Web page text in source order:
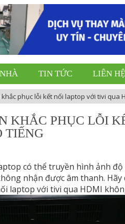
TIN TỨC LIÊN HỆ
phục lỗi kết nối laptop với tivi qua
KHẮC PHỤC LỖI
TIẾNG
có thể truyền hình ảnh
nhận được âm thanh. Hãy
laptop với tivi qua HDMI